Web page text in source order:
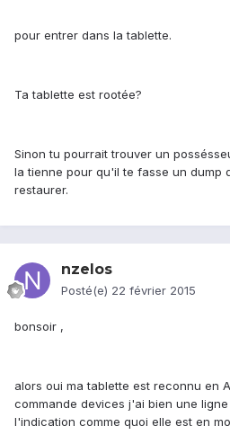
pour entrer dans la tablette.
Ta tablette est rootée?
Sinon tu pourrait trouver un
la tienne pour qu'il te fasse un dump
restaurer.
nzelos
Posté(e) 22 février 2015
bonsoir ,
alors oui ma tablette est reconnu en
commande devices j'ai bien une
l'indication comme quoi elle est en